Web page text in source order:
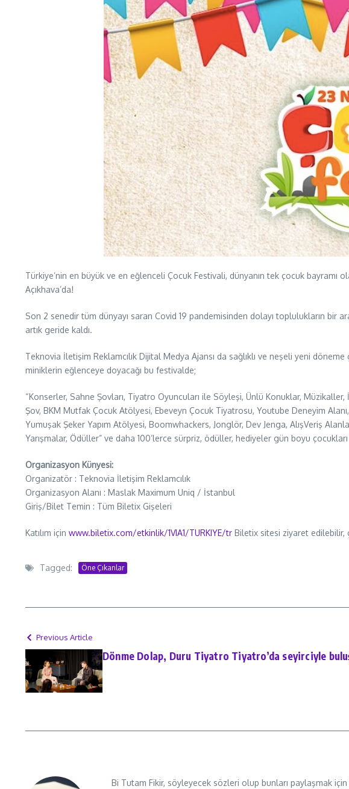
Türkiye’nin en büyük ve en eğlenceli Çocuk Festivali, dünyanın tek çocuk
Açıkhava’da!
Son 2 senedir tüm dünyayı saran Covid 19 pandemisinden dolayı toplulukların bir
artık geride kaldı.
Teknovia İletişim Reklamcılık Dijital Medya Ajansı da sağlıklı ve neşeli yeni
miniklerin eğlenceye doyacağı bu festivalde;
“Konserler, Sahne Şovları, Tiyatro Oyuncuları ile Söyleşi, Ünlü Konuklar,
Şov, BKM Mutfak Çocuk Atölyesi, Ebeveyn Çocuk Tiyatrosu, Youtube Deneyim
Yumuşak Şeker Yapım Atölyesi, Boomwhackers, Jonglör, Dev Jenga, AlışVeriş
Yarışmalar, Ödüller” ve daha 100’lerce sürpriz, ödüller, hediyeler gün boyu
Organizasyon Künyesi:
Organizatör : Teknovia İletişim Reklamcılık
Organizasyon Alanı : Maslak Maximum Uniq / İstanbul
Giriş/Bilet Temin : Tüm Biletix Gişeleri
Katılım için www.biletix.com/etkinlik/1VIA1/TURKIYE/tr Biletix sitesi ziyaret
Tagged: Öne Çıkanlar
Previous Article
Dönme Dolap, Duru Tiyatro Tiyatro’da seyirciyle
Bi Tutam Fikir, söyleyecek sözleri olup bunları paylaşmak